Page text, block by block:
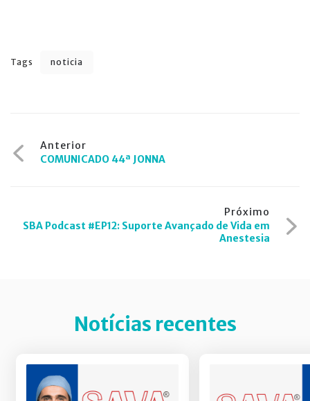
Tags noticia
Navegação
de
Anterior
COMUNICADO 44ª JONNA
Próximo
SBA Podcast #EP12: Suporte Avançado de Vida em
Anestesia
Notícias recentes